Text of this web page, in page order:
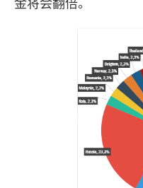
金将会翻倍。